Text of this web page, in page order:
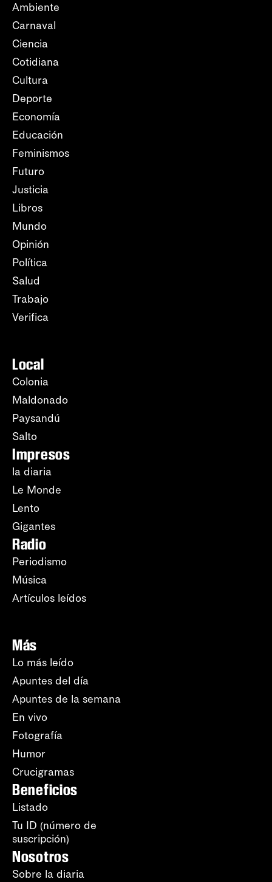
Ambiente
Carnaval
Ciencia
Cotidiana
Cultura
Deporte
Economía
Educación
Feminismos
Futuro
Justicia
Libros
Mundo
Opinión
Política
Salud
Trabajo
Verifica
Local
Colonia
Maldonado
Paysandú
Salto
Impresos
la diaria
Le Monde
Lento
Gigantes
Radio
Periodismo
Música
Artículos leídos
Más
Lo más leído
Apuntes del día
Apuntes de la semana
En vivo
Fotografía
Humor
Crucigramas
Beneficios
Listado
Tu ID (número de
suscripción)
Nosotros
Sobre la diaria